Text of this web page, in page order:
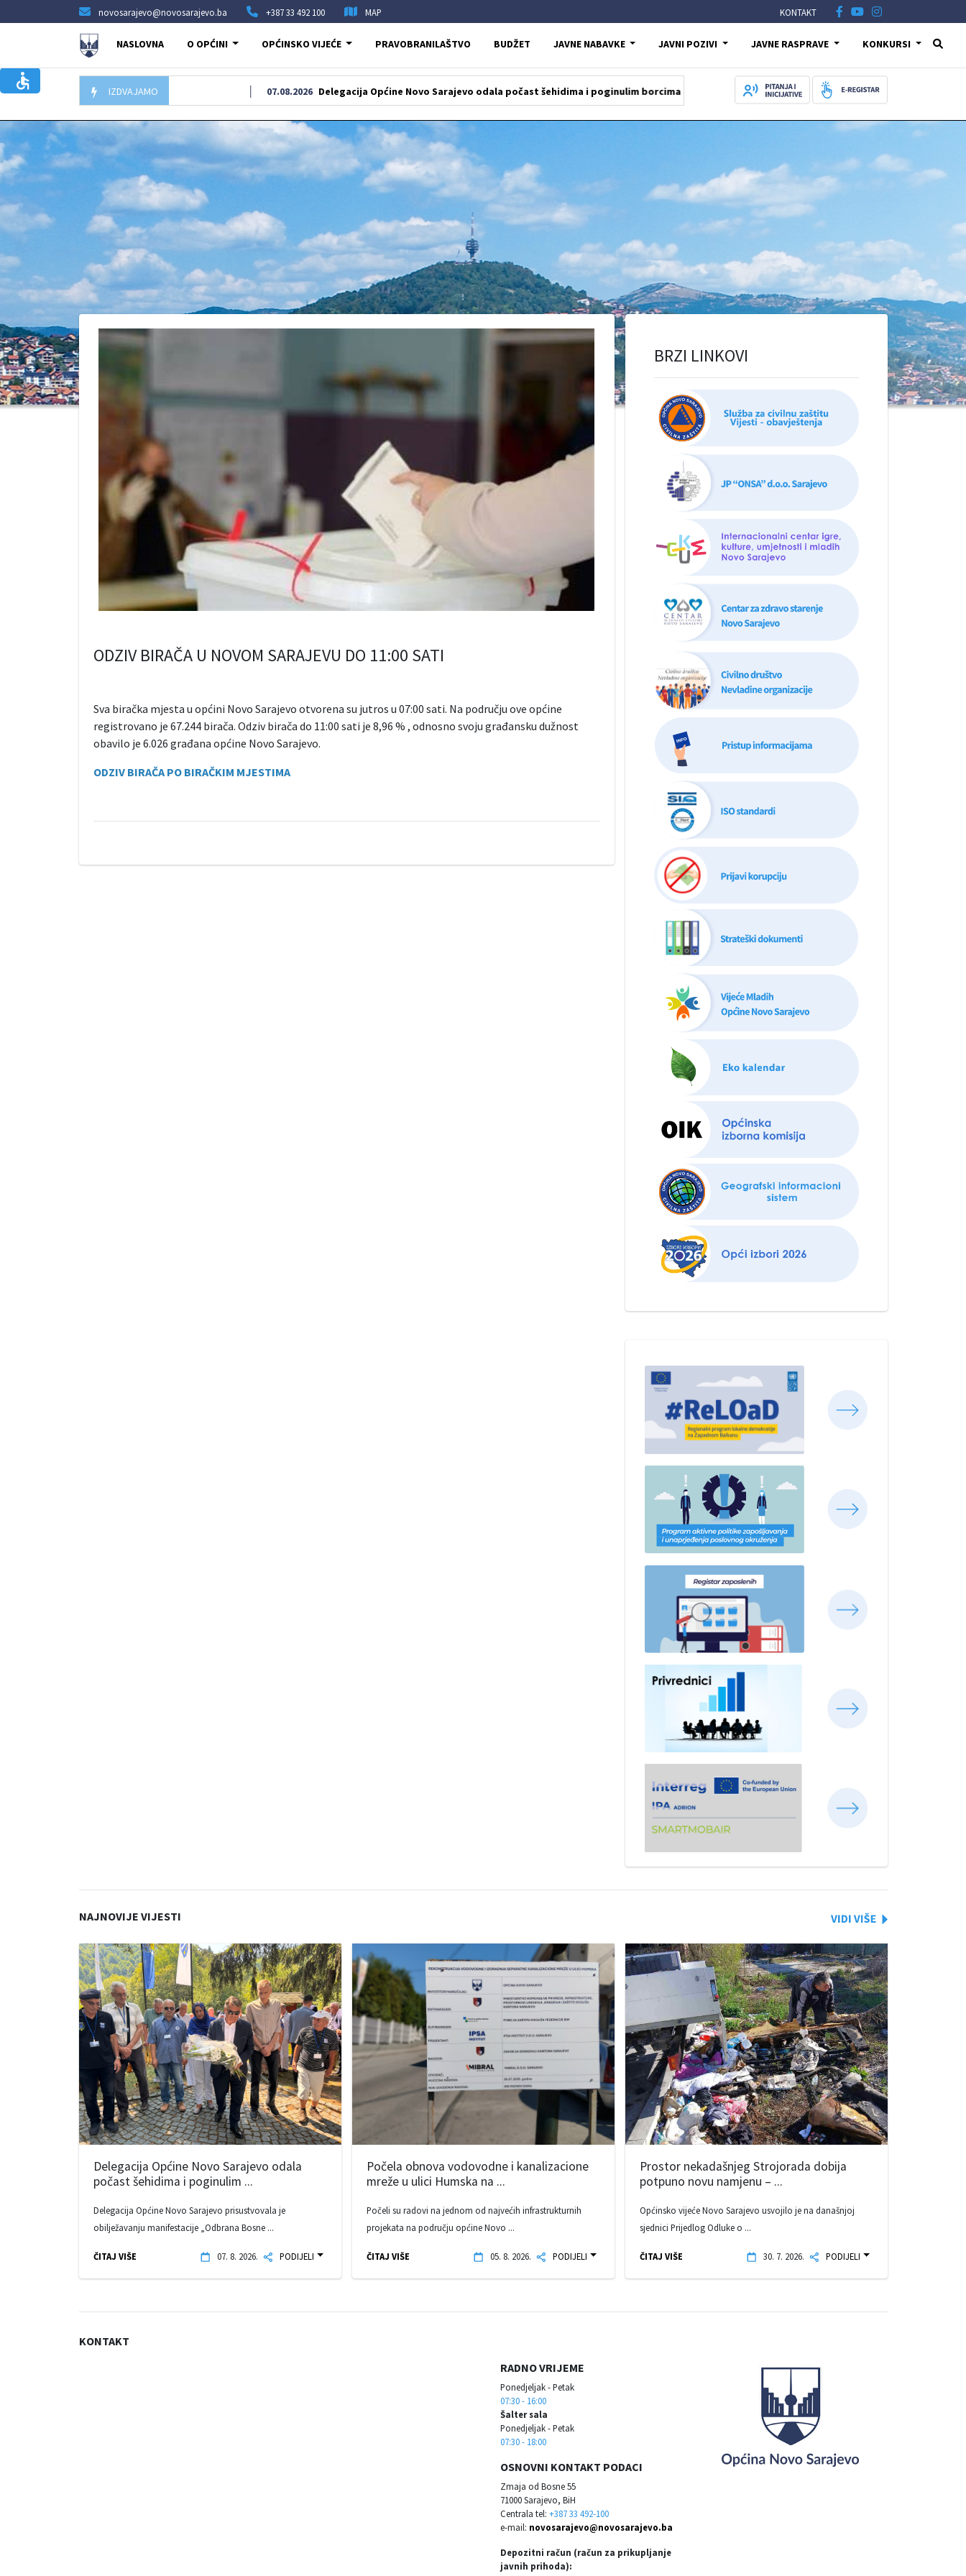
novosarajevo@novosarajevo.ba +387 33 492 100 MAP KONTAKT
NASLOVNA O OPĆINI OPĆINSKO VIJEĆE PRAVOBRANILAŠTVO BUDŽET JAVNE NABAVKE JAVNI POZIVI JAVNE RASPRAVE KONKURSI
IZDVAJAMO Delegacija Općine Novo Sarajevo odala počast šehidima i poginulim borcima na Igmanu 05.08.2026 Počela obnova vodovodne i kanalizacione
ODZIV BIRAČA U NOVOM SARAJEVU DO 11:00 SATI
Sva biračka mjesta u općini Novo Sarajevo otvorena su jutros u 07:00 sati. Na području ove općine
registrovano je 67.244 birača. Odziv birača do 11:00 sati je 8,96 % , odnosno svoju građansku dužnost
obavilo je 6.026 građana općine Novo Sarajevo.
ODZIV BIRAČA PO BIRAČKIM MJESTIMA
BRZI LINKOVI
NAJNOVIJE VIJESTI
Delegacija Općine Novo Sarajevo odala
počast šehidima i poginulim ...
Delegacija Općine Novo Sarajevo prisustvovala je
obilježavanju manifestacije „Odbrana Bosne ...
ČITAJ VIŠE 07. 8. 2026. PODIJELI
Počela obnova vodovodne i kanalizacione
mreže u ulici Humska na ...
Počeli su radovi na jednom od najvećih infrastrukturnih
projekata na području općine Novo ...
ČITAJ VIŠE 05. 8. 2026. PODIJELI
Prostor nekadašnjeg Strojorada dobija
potpuno novu namjenu – ...
Općinsko vijeće Novo Sarajevo usvojilo je na današnjoj
sjednici Prijedlog Odluke o ...
ČITAJ VIŠE 30. 7. 2026. PODIJELI
KONTAKT
RADNO VRIJEME
Ponedjeljak - Petak
07:30 - 16:00
Šalter sala
Ponedjeljak - Petak
07:30 - 18:00
OSNOVNI KONTAKT PODACI
Zmaja od Bosne 55
71000 Sarajevo, BiH
Centrala tel: +387 33 492-100
e-mail: novosarajevo@novosarajevo.ba
Depozitni račun (račun za prikupljanje
javnih prihoda):